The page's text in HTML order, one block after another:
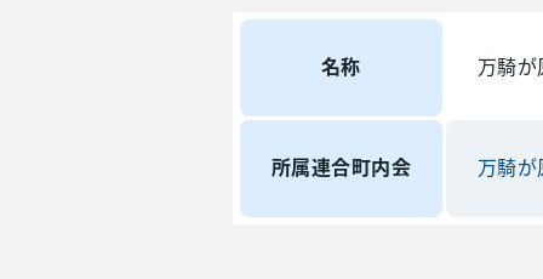
名称 万騎が
所属連合町内会 万騎が